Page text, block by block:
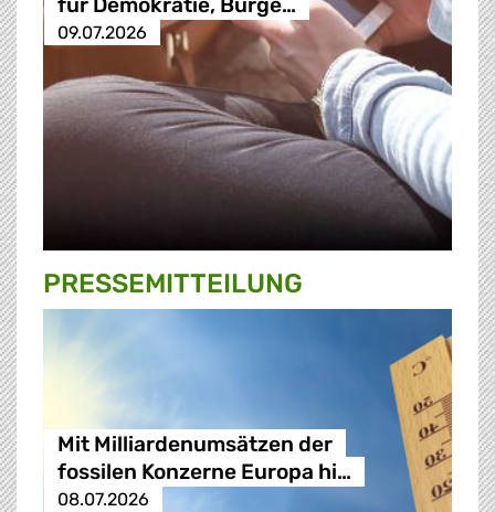
09.07.2026
PRESSE­MITTEILUNG
Mit Milliardenumsätzen der
fossilen Konzerne Europa hi…
08.07.2026